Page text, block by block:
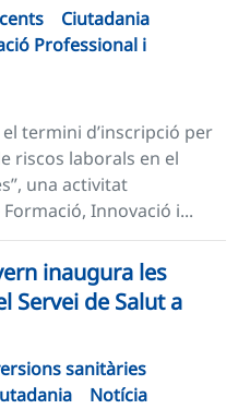
Ciutadania
Professional i
termini d’inscripció per
riscos laborals en el
una activitat
Innovació i...
inaugura les
Servei de Salut a
sanitàries
Notícia